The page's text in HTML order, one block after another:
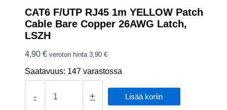
CAT6 F/UTP RJ45 1m YELLOW Patch
Cable Bare Copper 26AWG Latch,
LSZH
4,90 € veroton hinta 3,90 €
Saatavuus: 147 varastossa
- + Lisää koriin